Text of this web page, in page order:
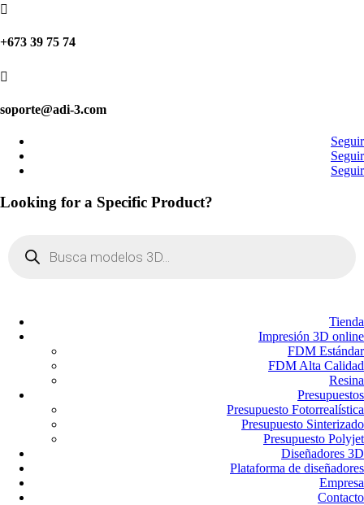

+673 39 75 74

soporte@adi-3.com
Seguir
Seguir
Seguir
Looking for a Specific Product?
productos
Tienda
Impresión 3D online
FDM Estándar
FDM Alta Calidad
Resina
Presupuestos
Presupuesto Fotorrealística
Presupuesto Sinterizado
Presupuesto Polyjet
Diseñadores 3D
Plataforma de diseñadores
Empresa
Contacto